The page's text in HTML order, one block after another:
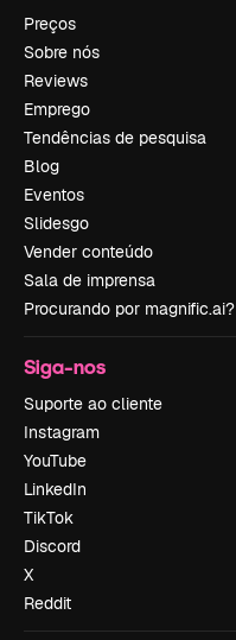
Preços
Sobre nós
Reviews
Emprego
Tendências de pesquisa
Blog
Eventos
Slidesgo
Vender conteúdo
Sala de imprensa
Procurando por magnific.ai?
Siga-nos
Suporte ao cliente
Instagram
YouTube
LinkedIn
TikTok
Discord
X
Reddit